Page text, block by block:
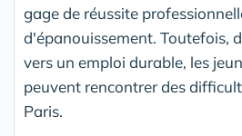
gage de réussite
d'épanouissement. Toutefois,
vers un emploi durable, les
peuvent rencontrer des
Paris.